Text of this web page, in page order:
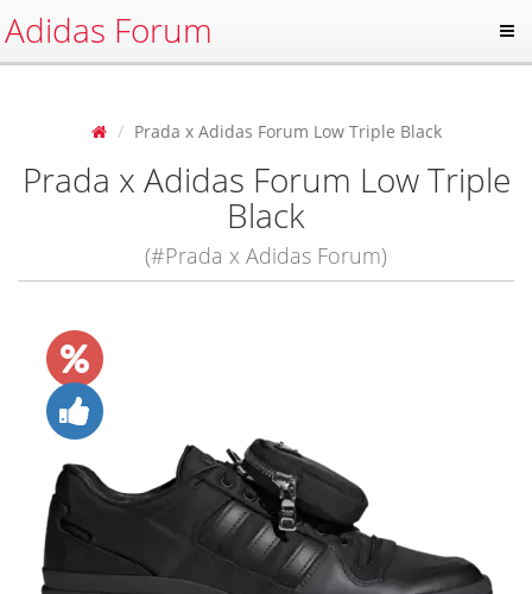
Adidas Forum
Prada x Adidas Forum Low Triple Black
Prada x Adidas Forum Low Triple
Black
(#Prada x Adidas Forum)